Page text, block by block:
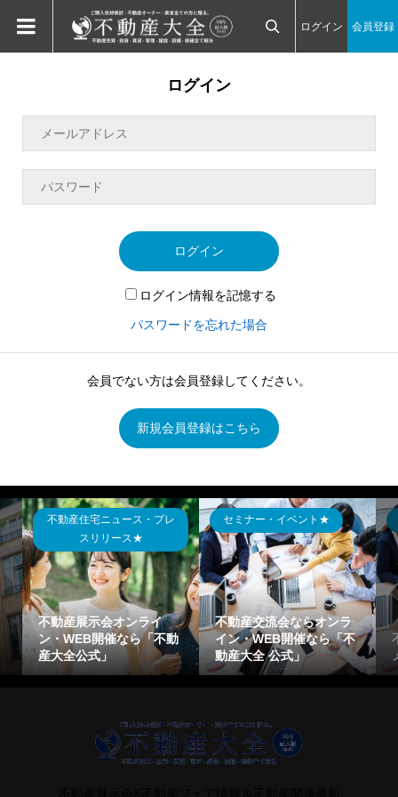
ログイン 会員登録
ログイン
ログイン
ログイン情報を記憶する
パスワードを忘れた場合
会員でない方は会員登録してください。
新規会員登録はこちら
不動産住宅ニュース・プレ
スリリース★
不動産展示会オンライ
ン・WEB開催なら「不動
産大全公式」
セミナー・イベント★
不動産交流会ならオンラ
イン・WEB開催なら「不
動産大全 公式」